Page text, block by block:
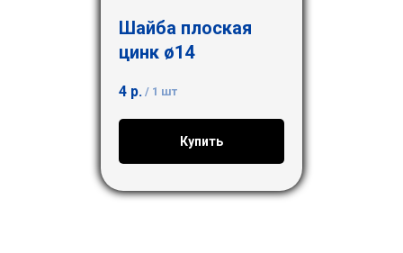
Шайба плоская
цинк ø14
4 р. / 1 шт
Купить